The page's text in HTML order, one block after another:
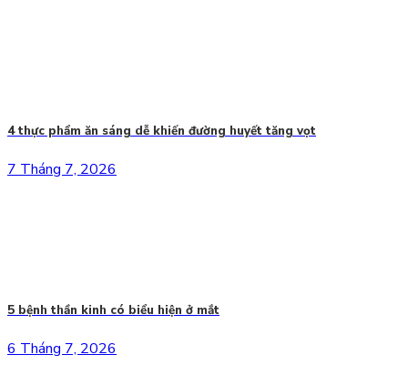
4 thực phẩm ăn sáng dễ khiến đường huyết tăng vọt
7 Tháng 7, 2026
5 bệnh thần kinh có biểu hiện ở mắt
6 Tháng 7, 2026